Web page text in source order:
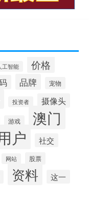
工智能 价格
品牌 宠物
投资者 摄像头
游戏 澳门
户 社交
网站 股票
资料 这一